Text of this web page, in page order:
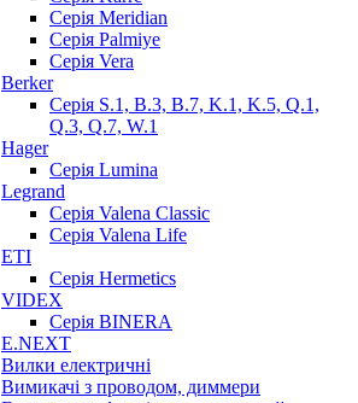
Серія Meridian
Серія Palmiye
Серія Vera
Berker
Серія S.1, B.3, B.7, K.1, K.5, Q.1,
Q.3, Q.7, W.1
Hager
Серія Lumina
Legrand
Серія Valena Classic
Серія Valena Life
ETI
Серія Hermetics
VIDEX
Серія BINERA
E.NEXT
Вилки електричні
Вимикачі з проводом, диммери